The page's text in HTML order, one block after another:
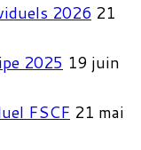
2026 21
2025 19 juin
FSCF 21 mai